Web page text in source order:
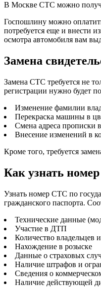
В Москве СТС можно
Госпошлину можно
потребуется еще и внести
осмотра автомобиля вам
Замена
Замена СТС требуется не
регистрации нужно будет
Изменение фамилии
Перекраска машины в
Смена адреса прописки
Внесение изменений в
Кроме того, требуется
Как узнать
Узнать номер СТС по
гражданского паспорта.
Технические данные
Участие в ДТП
Количество владельцев
Нахождение в розыске
Данные о страховых
Наличие штрафов и
Сведения о
Наличие действующей